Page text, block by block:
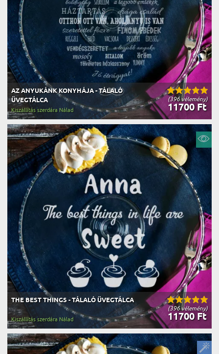
(396 vélemény)
AZ ANYUKÁNK KONYHÁJA - TÁLALÓ
ÜVEGTÁLCA
11700 Ft
Kiszállítás szerdára Nálad
(396 vélemény)
THE BEST THINGS - TÁLALÓ ÜVEGTÁLCA
11700 Ft
Kiszállítás szerdára Nálad